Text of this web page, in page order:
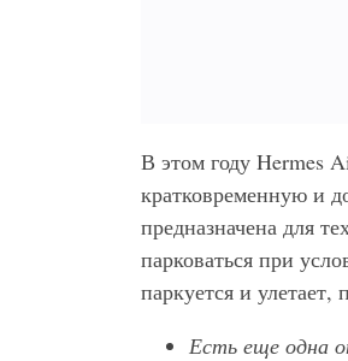
В этом году Hermes
кратковременную и
предназначена для
парковаться при
паркуется и
Есть еще одна